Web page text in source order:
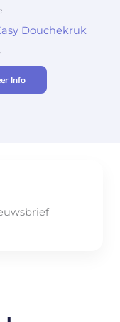
Douchekruk
Info